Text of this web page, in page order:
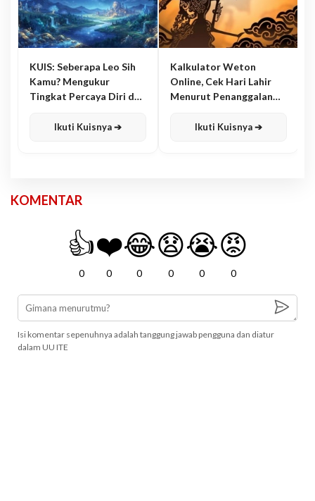
KUIS: Seberapa Leo Sih
Kamu? Mengukur
Tingkat Percaya Diri dan
Ikuti Kuisnya ➔
Kalkulator Weton
Online, Cek Hari Lahir
Menurut Penanggalan
Ikuti Kuisnya ➔
KOMENTAR
👍
0
❤️
0
😂
0
😧
0
😭
0
😡
0
Isi komentar sepenuhnya adalah tanggung jawab pengguna dan diatur
dalam UU ITE